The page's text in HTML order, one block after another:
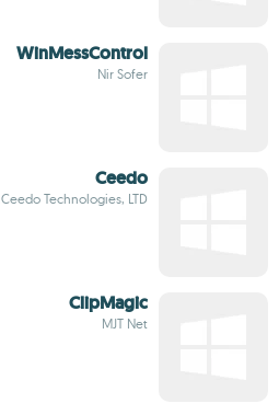
WinMessControl
Nir Sofer
Ceedo
Ceedo Technologies, LTD.
ClipMagic
MJT Net